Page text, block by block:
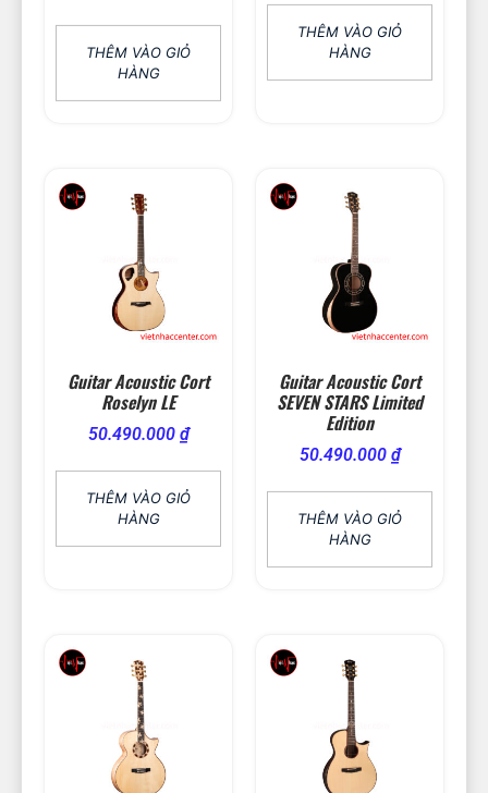
THÊM VÀO GIỎ
HÀNG
THÊM VÀO GIỎ
HÀNG
Guitar Acoustic Cort
Roselyn LE
50.490.000 ₫
THÊM VÀO GIỎ
HÀNG
Guitar Acoustic Cort
SEVEN STARS Limited
Edition
50.490.000 ₫
THÊM VÀO GIỎ
HÀNG